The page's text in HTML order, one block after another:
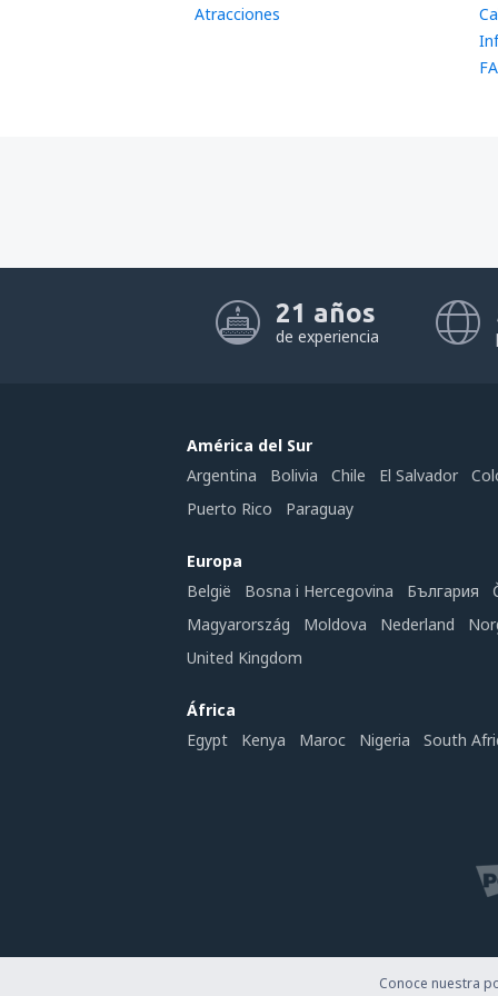
(YMS)
Atracciones
21 años
de experiencia
América del Sur
Argentina
Bolivia Chile El Salvador
Puerto Rico
Paraguay
Europa
België
Bosna i Hercegovina България
Magyarország
Moldova Nederland
United Kingdom
África
Egypt
Kenya Maroc Nigeria South
Conoce nuestra